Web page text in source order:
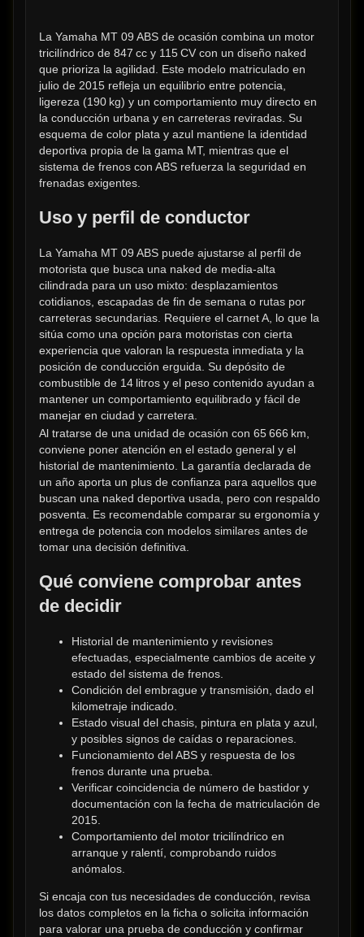
La Yamaha MT 09 ABS de ocasión combina un motor
tricilíndrico de 847 cc y 115 CV con un diseño naked
que prioriza la agilidad. Este modelo matriculado en
julio de 2015 refleja un equilibrio entre potencia,
ligereza (190 kg) y un comportamiento muy directo en
la conducción urbana y en carreteras reviradas. Su
esquema de color plata y azul mantiene la identidad
deportiva propia de la gama MT, mientras que el
sistema de frenos con ABS refuerza la seguridad en
frenadas exigentes.
Uso y perfil de conductor
La Yamaha MT 09 ABS puede ajustarse al perfil de
motorista que busca una naked de media-alta
cilindrada para un uso mixto: desplazamientos
cotidianos, escapadas de fin de semana o rutas por
carreteras secundarias. Requiere el carnet A, lo que la
sitúa como una opción para motoristas con cierta
experiencia que valoran la respuesta inmediata y la
posición de conducción erguida. Su depósito de
combustible de 14 litros y el peso contenido ayudan a
mantener un comportamiento equilibrado y fácil de
manejar en ciudad y carretera.
Al tratarse de una unidad de ocasión con 65 666 km,
conviene poner atención en el estado general y el
historial de mantenimiento. La garantía declarada de
un año aporta un plus de confianza para aquellos que
buscan una naked deportiva usada, pero con respaldo
posventa. Es recomendable comparar su ergonomía y
entrega de potencia con modelos similares antes de
tomar una decisión definitiva.
Qué conviene comprobar antes
de decidir
Historial de mantenimiento y revisiones
efectuadas, especialmente cambios de aceite y
estado del sistema de frenos.
Condición del embrague y transmisión, dado el
kilometraje indicado.
Estado visual del chasis, pintura en plata y azul,
y posibles signos de caídas o reparaciones.
Funcionamiento del ABS y respuesta de los
frenos durante una prueba.
Verificar coincidencia de número de bastidor y
documentación con la fecha de matriculación de
2015.
Comportamiento del motor tricilíndrico en
arranque y ralentí, comprobando ruidos
anómalos.
Si encaja con tus necesidades de conducción, revisa
los datos completos en la ficha o solicita información
para valorar una prueba de conducción y confirmar